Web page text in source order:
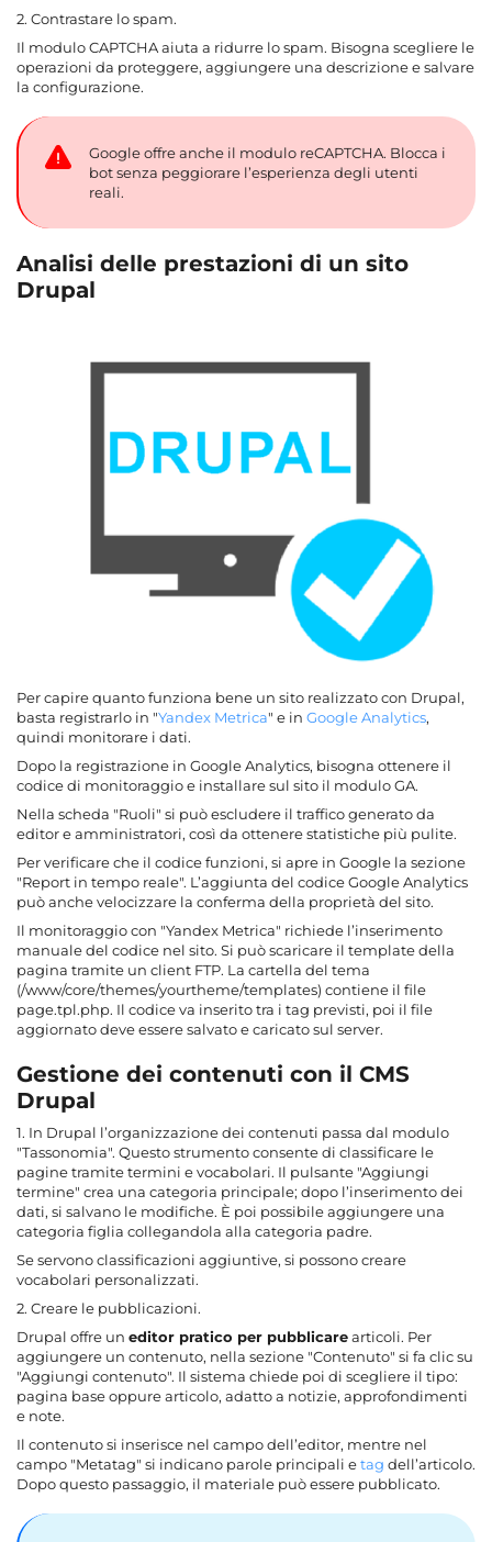
2. Contrastare lo spam.
Il modulo CAPTCHA aiuta a ridurre lo spam. Bisogna scegliere le
operazioni da proteggere, aggiungere una descrizione e salvare
la configurazione.
Google offre anche il modulo reCAPTCHA. Blocca i
bot senza peggiorare l’esperienza degli utenti
reali.
Analisi delle prestazioni di un sito
Drupal
Per capire quanto funziona bene un sito realizzato con Drupal,
basta registrarlo in "Yandex Metrica" e in Google Analytics,
quindi monitorare i dati.
Dopo la registrazione in Google Analytics, bisogna ottenere il
codice di monitoraggio e installare sul sito il modulo GA.
Nella scheda "Ruoli" si può escludere il traffico generato da
editor e amministratori, così da ottenere statistiche più pulite.
Per verificare che il codice funzioni, si apre in Google la sezione
"Report in tempo reale". L’aggiunta del codice Google Analytics
può anche velocizzare la conferma della proprietà del sito.
Il monitoraggio con "Yandex Metrica" richiede l’inserimento
manuale del codice nel sito. Si può scaricare il template della
pagina tramite un client FTP. La cartella del tema
(/www/core/themes/yourtheme/templates) contiene il file
page.tpl.php. Il codice va inserito tra i tag previsti, poi il file
aggiornato deve essere salvato e caricato sul server.
Gestione dei contenuti con il CMS
Drupal
1. In Drupal l’organizzazione dei contenuti passa dal modulo
"Tassonomia". Questo strumento consente di classificare le
pagine tramite termini e vocabolari. Il pulsante "Aggiungi
termine" crea una categoria principale; dopo l’inserimento dei
dati, si salvano le modifiche. È poi possibile aggiungere una
categoria figlia collegandola alla categoria padre.
Se servono classificazioni aggiuntive, si possono creare
vocabolari personalizzati.
2. Creare le pubblicazioni.
Drupal offre un editor pratico per pubblicarearticoli. Per
aggiungere un contenuto, nella sezione "Contenuto" si fa clic su
"Aggiungi contenuto". Il sistema chiede poi di scegliere il tipo:
pagina base oppure articolo, adatto a notizie, approfondimenti
e note.
Il contenuto si inserisce nel campo dell’editor, mentre nel
campo "Metatag" si indicano parole principali etag dell’articolo.
Dopo questo passaggio, il materiale può essere pubblicato.